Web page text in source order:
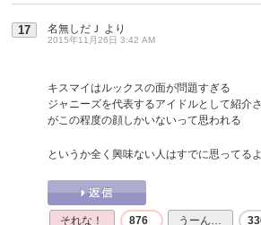
17 名無しだＪ より
2015年11月26日 3:42 AM
キスマイはルックスの面が問題すぎる
ジャニーズを代表するアイドルとして紹介
がこの程度の顔しかいないって思われる
というか全く興味ない人はすでに思ってる
それな！ 876 うーん…